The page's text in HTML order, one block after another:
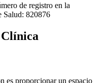
de registro en la
Salud: 820876
es proporcionar un espacio